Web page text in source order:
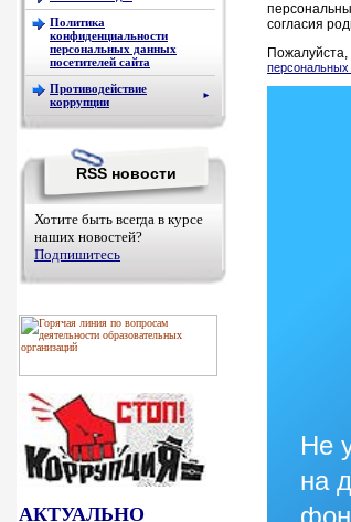
Политика
конфиденциальности
персональных данных
посетителей сайта
Противодействие
коррупции
►
RSS новости
Хотите быть всегда в курсе
наших новостей?
Подпишитесь
АКТУАЛЬНО
согласия
Не
на